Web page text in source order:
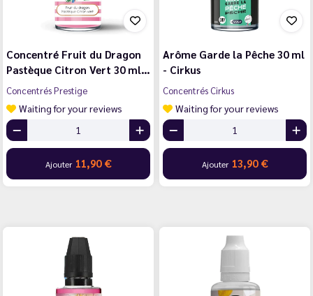
Concentré Fruit du Dragon
Pastèque Citron Vert 30 ml…
Concentrés Prestige
Waiting for your reviews
Ajouter 11,90 €
Arôme Garde la Pêche 30 ml
- Cirkus
Concentrés Cirkus
Waiting for your reviews
Ajouter 13,90 €